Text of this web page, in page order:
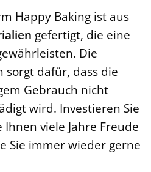
Happy Baking ist aus
gefertigt, die eine
Die
dafür, dass die
Gebrauch nicht
wird. Investieren Sie
viele Jahre Freude
Sie immer wieder gerne